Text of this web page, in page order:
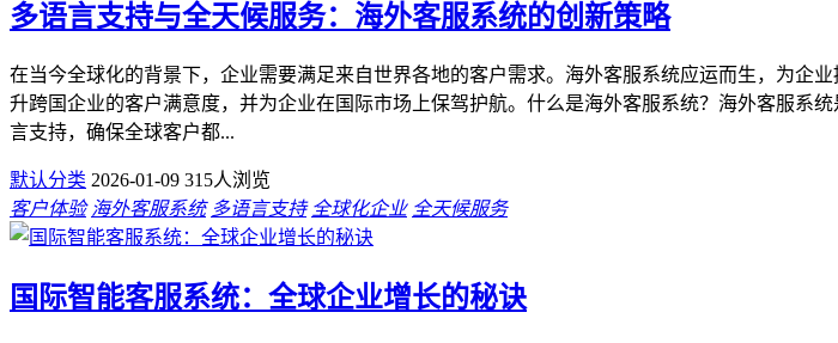
多语言支持与全天候服务：海外客服系统的创新策略
在当今全球化的背景下，企业需要满足来自世界各地的客户需求。海外客服系统应运而生，为企
升跨国企业的客户满意度，并为企业在国际市场上保驾护航。什么是海外客服系统？海外客服系
言支持，确保全球客户都...
默认分类 2026-01-09 315人浏览
客户体验 海外客服系统 多语言支持 全球化企业 全天候服务
国际智能客服系统：全球企业增长的秘诀